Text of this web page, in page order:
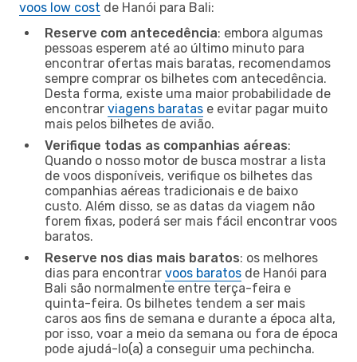
voos low cost de Hanói para Bali:
Reserve com antecedência: embora algumas
pessoas esperem até ao último minuto para
encontrar ofertas mais baratas, recomendamos
sempre comprar os bilhetes com antecedência.
Desta forma, existe uma maior probabilidade de
encontrar viagens baratas e evitar pagar muito
mais pelos bilhetes de avião.
Verifique todas as companhias aéreas:
Quando o nosso motor de busca mostrar a lista
de voos disponíveis, verifique os bilhetes das
companhias aéreas tradicionais e de baixo
custo. Além disso, se as datas da viagem não
forem fixas, poderá ser mais fácil encontrar voos
baratos.
Reserve nos dias mais baratos: os melhores
dias para encontrar voos baratos de Hanói para
Bali são normalmente entre terça-feira e
quinta-feira. Os bilhetes tendem a ser mais
caros aos fins de semana e durante a época alta,
por isso, voar a meio da semana ou fora de época
pode ajudá-lo(a) a conseguir uma pechincha.